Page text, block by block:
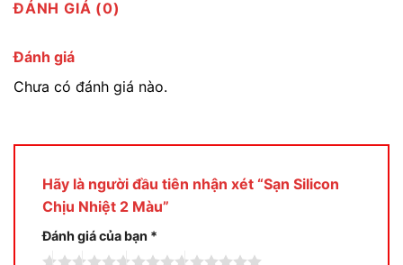
ĐÁNH GIÁ (0)
Đánh giá
Chưa có đánh giá nào.
Hãy là người đầu tiên nhận xét “Sạn Silicon
Chịu Nhiệt 2 Màu”
Đánh giá của bạn *